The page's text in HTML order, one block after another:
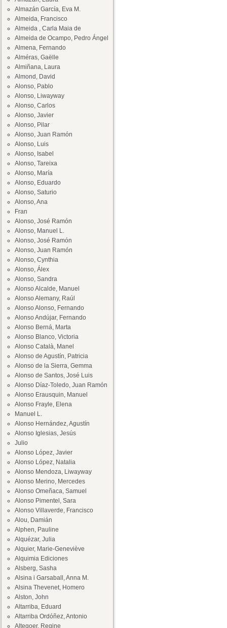
Almazán García, Eva M.
Almeida, Francisco
Almeida , Carla Maia de
Almeida de Ocampo, Pedro Ángel
Almena, Fernando
Alméras, Gaëlle
Almiñana, Laura
Almond, David
Alonso, Pablo
Alonso, Liwayway
Alonso, Carlos
Alonso, Javier
Alonso, Pilar
Alonso, Juan Ramón
Alonso, Luis
Alonso, Isabel
Alonso, Tareixa
Alonso, María
Alonso, Eduardo
Alonso, Saturio
Alonso, Ana
Fran
Alonso, José Ramón
Alonso, Manuel L.
Alonso, José Ramón
Alonso, Juan Ramón
Alonso, Cynthia
Alonso, Álex
Alonso, Sandra
Alonso Alcalde, Manuel
Alonso Alemany, Raúl
Alonso Alonso, Fernando
Alonso Andújar, Fernando
Alonso Berná, Marta
Alonso Blanco, Victoria
Alonso Català, Manel
Alonso de Agustín, Patricia
Alonso de la Sierra, Gemma
Alonso de Santos, José Luis
Alonso Díaz-Toledo, Juan Ramón
Alonso Erausquin, Manuel
Alonso Frayle, Elena
Manuel L.
Alonso Hernández, Agustín
Alonso Iglesias, Jesús
Julio
Alonso López, Javier
Alonso López, Natalia
Alonso Mendoza, Liwayway
Alonso Merino, Mercedes
Alonso Omeñaca, Samuel
Alonso Pimentel, Sara
Alonso Villaverde, Francisco
Alou, Damián
Alphen, Pauline
Alquézar, Julia
Alquier, Marie-Geneviève
Alquimia Ediciones
Alsberg, Sasha
Alsina i Garsaball, Anna M.
Alsina Thevenet, Homero
Alston, John
Altarriba, Eduard
Altarriba Ordóñez, Antonio
Altegoer, Regine